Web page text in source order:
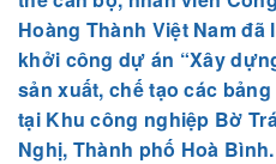
Hoàng Thành Việt Nam
khởi công dự án “Xây
sản xuất, chế tạo các
tại Khu công nghiệp Bờ
Nghị, Thành phố Hoà Bình.